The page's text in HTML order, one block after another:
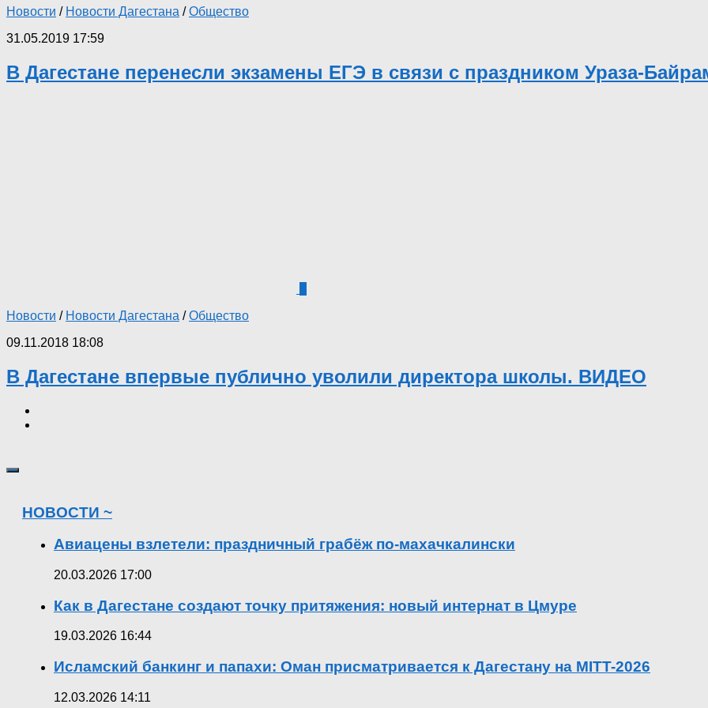
Новости / Новости Дагестана /Общество
31.05.2019 17:59
В Дагестане перенесли экзамены ЕГЭ в связи с праздником Ураза-
Новости / Новости Дагестана /Общество
09.11.2018 18:08
В Дагестане впервые публично уволили директора школы. ВИДЕО
НОВОСТИ ~
Авиацены взлетели: праздничный грабёж по-махачкалински
20.03.2026 17:00
Как в Дагестане создают точку притяжения: новый интернат в Цмуре
19.03.2026 16:44
Исламский банкинг и папахи: Оман присматривается к Дагестану на MITT-2026
12.03.2026 14:11